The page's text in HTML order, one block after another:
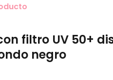
filtroUV 50+
negro